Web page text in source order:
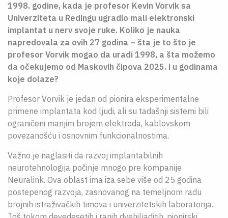
1998. godine, kada je profesor Kevin Vorvik sa
Univerziteta u Redingu ugradio mali elektronski
implantat u nerv svoje ruke. Koliko je nauka
napredovala za ovih 27 godina – šta je to što je
profesor Vorvik mogao da uradi 1998, a šta možemo
da očekujemo od Maskovih čipova 2025. i u godinama
koje dolaze?
Profesor Vorvik je jedan od pionira eksperimentalne
primene implantata kod ljudi, ali su tadašnji sistemi bili
ograničeni manjim brojem elektroda, kablovskom
povezanošću i osnovnim funkcionalnostima.
Važno je naglasiti da razvoj implantabilnih
neurotehnologija počinje mnogo pre kompanije
Neuralink. Ova oblast ima iza sebe više od 25 godina
postepenog razvoja, zasnovanog na temeljnom radu
brojnih istraživačkih timova i univerzitetskih laboratorija.